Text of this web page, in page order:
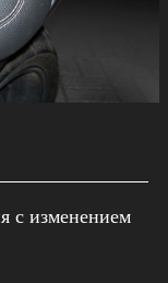
с изменением